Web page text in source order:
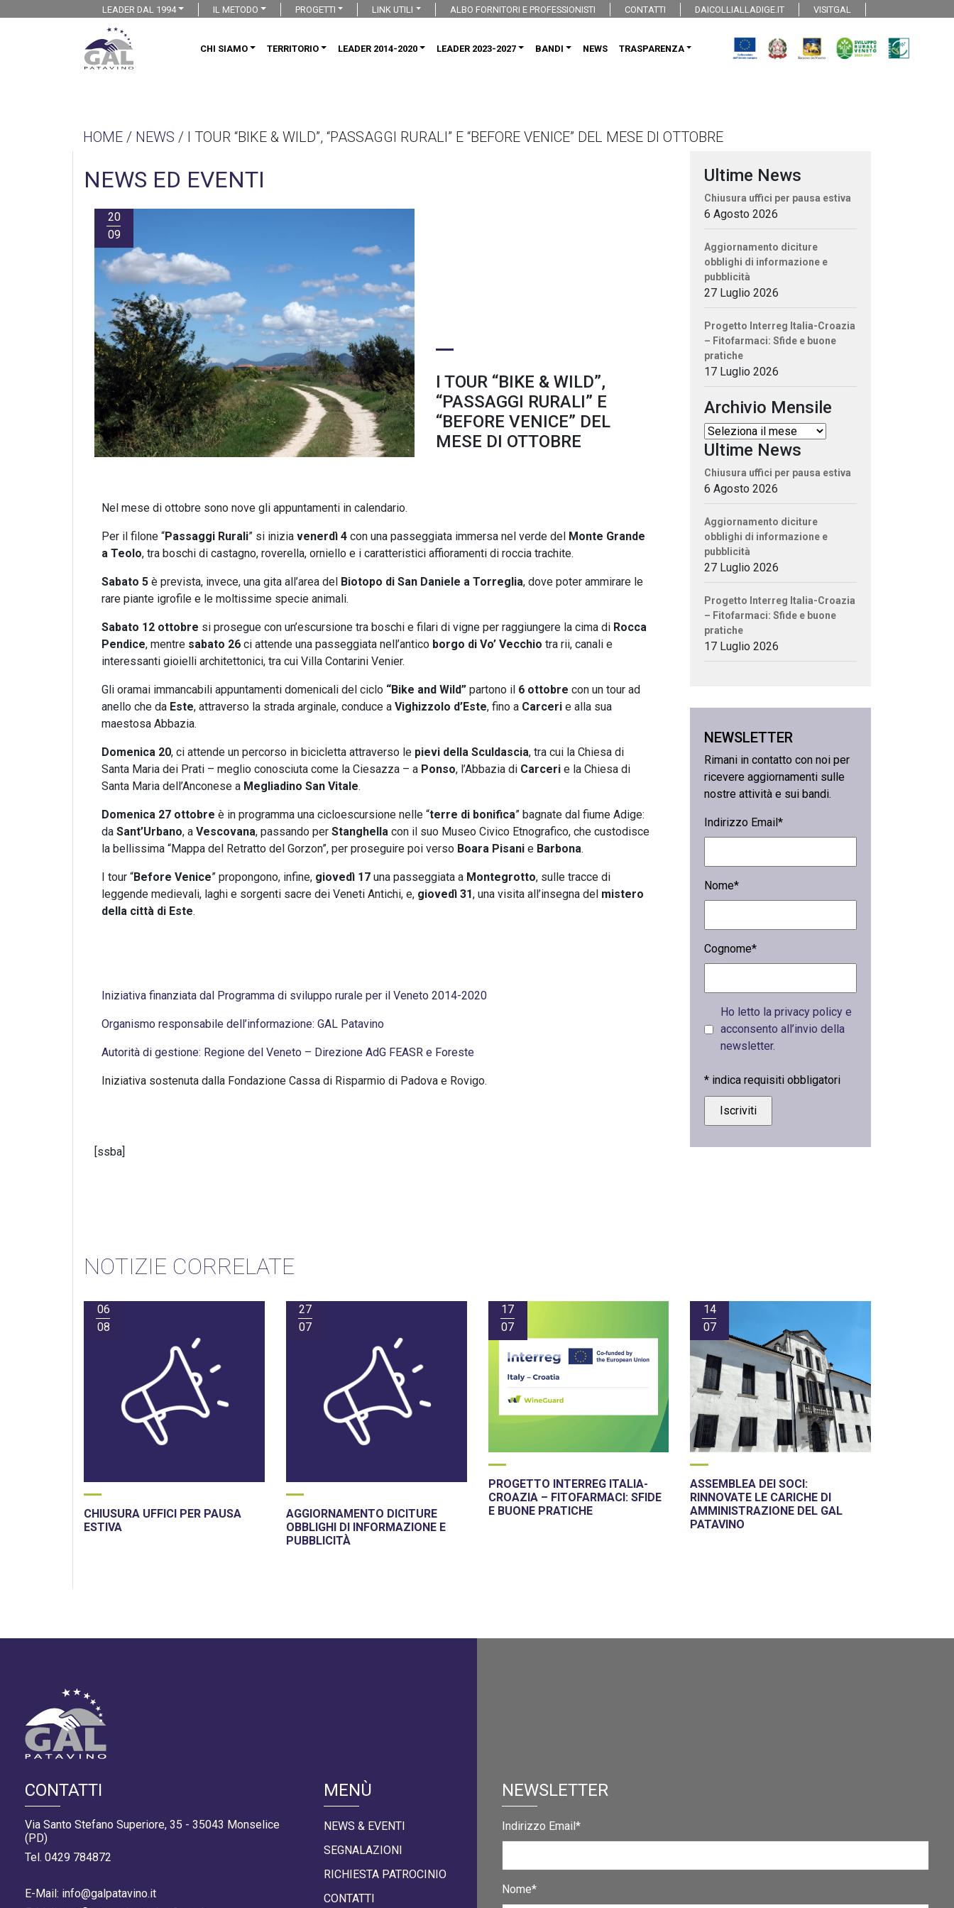
LEADER DAL 1994 IL METODO PROGETTI LINK UTILI ALBO FORNITORI E PROFESSIONISTI CONTATTI DAICOLLIALLADIGE.IT VISITGAL
CHI SIAMO TERRITORIO LEADER 2014-2020 LEADER 2023-2027 BANDI NEWS TRASPARENZA
HOME / NEWS / I TOUR “BIKE & WILD”, “PASSAGGI RURALI” E “BEFORE VENICE” DEL MESE DI OTTOBRE
NEWS ED EVENTI
20
09
I TOUR “BIKE & WILD”,
“PASSAGGI RURALI” E
“BEFORE VENICE” DEL
MESE DI OTTOBRE
Nel mese di ottobre sono nove gli appuntamenti in calendario.
Per il filone “Passaggi Rurali” si inizia venerdì 4 con una passeggiata immersa nel verde del Monte Grande
a Teolo, tra boschi di castagno, roverella, orniello e i caratteristici affioramenti di roccia trachite.
Sabato 5 è prevista, invece, una gita all’area del Biotopo di San Daniele a Torreglia, dove poter ammirare le
rare piante igrofile e le moltissime specie animali.
Sabato 12 ottobre si prosegue con un’escursione tra boschi e filari di vigne per raggiungere la cima di Rocca
Pendice, mentre sabato 26 ci attende una passeggiata nell’antico borgo di Vo’ Vecchio tra rii, canali e
interessanti gioielli architettonici, tra cui Villa Contarini Venier.
Gli oramai immancabili appuntamenti domenicali del ciclo “Bike and Wild” partono il 6 ottobre con un tour ad
anello che da Este, attraverso la strada arginale, conduce a Vighizzolo d’Este, fino a Carceri e alla sua
maestosa Abbazia.
Domenica 20, ci attende un percorso in bicicletta attraverso le pievi della Sculdascia, tra cui la Chiesa di
Santa Maria dei Prati – meglio conosciuta come la Ciesazza – a Ponso, l’Abbazia di Carceri e la Chiesa di
Santa Maria dell’Anconese a Megliadino San Vitale.
Domenica 27 ottobre è in programma una cicloescursione nelle “terre di bonifica” bagnate dal fiume Adige:
da Sant’Urbano, a Vescovana, passando per Stanghella con il suo Museo Civico Etnografico, che custodisce
la bellissima “Mappa del Retratto del Gorzon”, per proseguire poi verso Boara Pisani e Barbona.
I tour “Before Venice” propongono, infine, giovedì 17 una passeggiata a Montegrotto, sulle tracce di
leggende medievali, laghi e sorgenti sacre dei Veneti Antichi, e, giovedì 31, una visita all’insegna del mistero
della città di Este.
Iniziativa finanziata dal Programma di sviluppo rurale per il Veneto 2014-2020
Organismo responsabile dell’informazione: GAL Patavino
Autorità di gestione: Regione del Veneto – Direzione AdG FEASR e Foreste
Iniziativa sostenuta dalla Fondazione Cassa di Risparmio di Padova e Rovigo.
[ssba]
Ultime News
Chiusura uffici per pausa estiva
6 Agosto 2026
Aggiornamento diciture
obblighi di informazione e
pubblicità
27 Luglio 2026
Progetto Interreg Italia-Croazia
– Fitofarmaci: Sfide e buone
pratiche
17 Luglio 2026
Archivio Mensile
Ultime News
Chiusura uffici per pausa estiva
6 Agosto 2026
Aggiornamento diciture
obblighi di informazione e
pubblicità
27 Luglio 2026
Progetto Interreg Italia-Croazia
– Fitofarmaci: Sfide e buone
pratiche
17 Luglio 2026
NEWSLETTER
Rimani in contatto con noi per
ricevere aggiornamenti sulle
nostre attività e sui bandi.
Indirizzo Email*
Nome*
Cognome*
Ho letto la privacy policy e
acconsento all’invio della
newsletter.
* indica requisiti obbligatori
NOTIZIE CORRELATE
06
08
CHIUSURA UFFICI PER PAUSA
ESTIVA
27
07
AGGIORNAMENTO DICITURE
OBBLIGHI DI INFORMAZIONE E
PUBBLICITÀ
17
07
PROGETTO INTERREG ITALIA-
CROAZIA – FITOFARMACI: SFIDE
E BUONE PRATICHE
14
07
ASSEMBLEA DEI SOCI:
RINNOVATE LE CARICHE DI
AMMINISTRAZIONE DEL GAL
PATAVINO
CONTATTI
Via Santo Stefano Superiore, 35 - 35043 Monselice
(PD)
Tel. 0429 784872
E-Mail: info@galpatavino.it
MENÙ
NEWS & EVENTI
SEGNALAZIONI
RICHIESTA PATROCINIO
CONTATTI
NEWSLETTER
Indirizzo Email*
Nome*